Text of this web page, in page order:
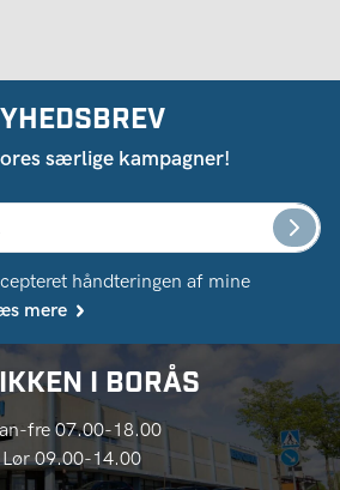
særlige kampagner!
håndteringen af ​​mine
mere
I BORÅS
fre 07.00-18.00
Lør 09.00-14.00